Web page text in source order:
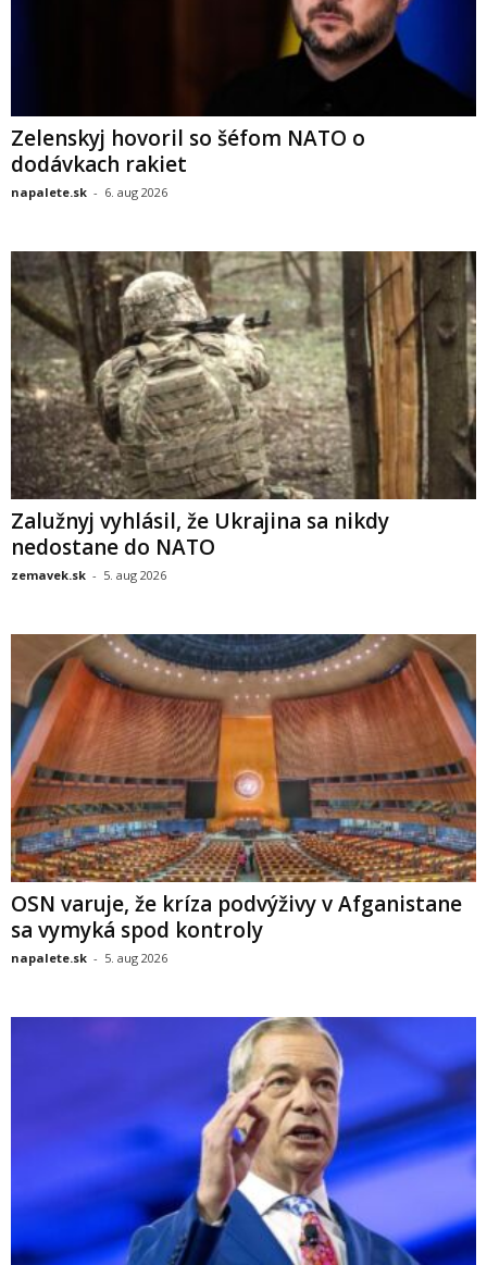
Zelenskyj hovoril so šéfom NATO o
dodávkach rakiet
napalete.sk - 6. aug 2026
Zalužnyj vyhlásil, že Ukrajina sa nikdy
nedostane do NATO
zemavek.sk - 5. aug 2026
OSN varuje, že kríza podvýživy v Afganistane
sa vymyká spod kontroly
napalete.sk - 5. aug 2026